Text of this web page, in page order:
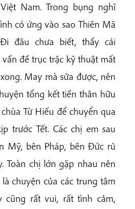
Nam. Trong bụng nghĩ
có ứng vào sao Thiên Mã
đâu chưa biết, thấy cái
vấn đề trục trặc kỹ thuật mất
May mà sửa được, nên
tổng kết tiền thân hữu
Từ Hiếu để chuyển qua
trước Tết. Các chị em sau
Mỹ, bên Pháp, bên Đức rủ
Toàn chị lớn gặp nhau nên
chuyện của các trung tâm
cũng rất vui, rất tình cảm,